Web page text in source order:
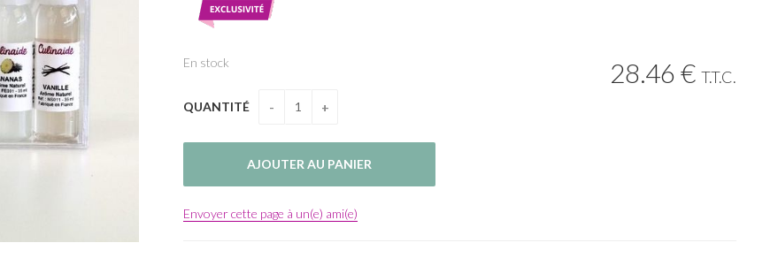
28.46€ T.T.C.
En stock
QUANTITÉ
Envoyer cette page à un(e) ami(e)